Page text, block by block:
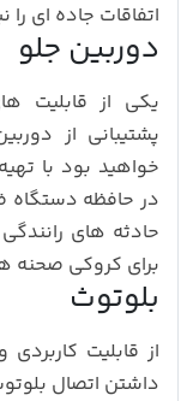
اتفاقات جاده ای
دوربین جلو
یکی از قابلیت
پشتیبانی از
خواهید بود با
حادثه های
برای کروکی
بلوتوث
از قابلیت کاربردی
داشتن اتصال